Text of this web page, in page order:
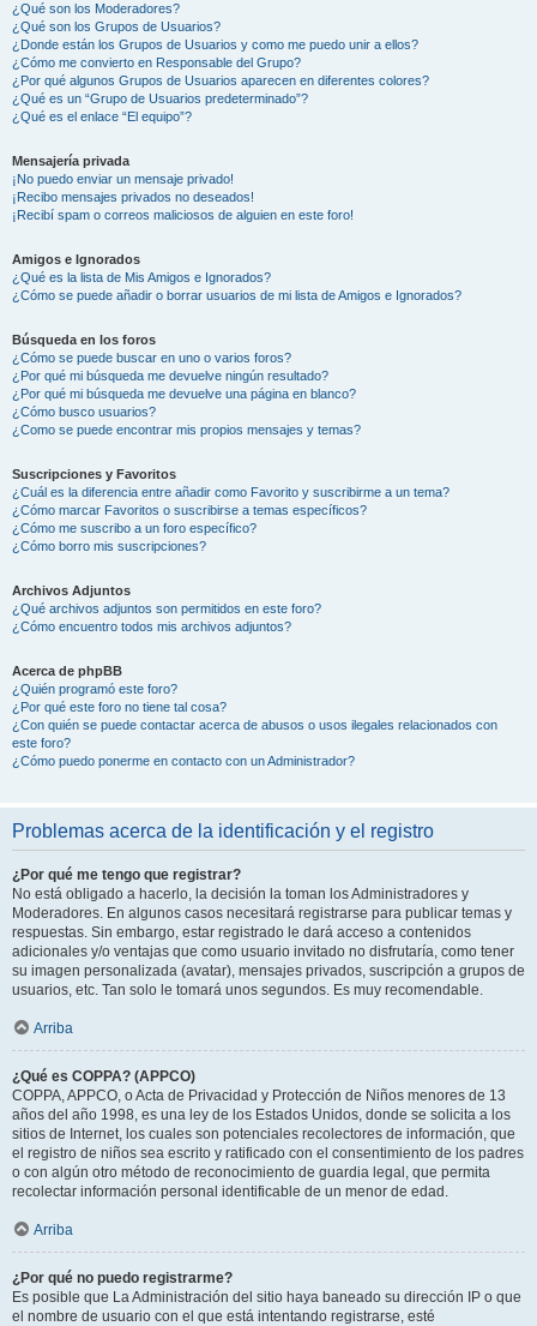
¿Qué son los Moderadores?
¿Qué son los Grupos de Usuarios?
¿Donde están los Grupos de Usuarios y como me puedo unir a ellos?
¿Cómo me convierto en Responsable del Grupo?
¿Por qué algunos Grupos de Usuarios aparecen en diferentes colores?
¿Qué es un “Grupo de Usuarios predeterminado”?
¿Qué es el enlace “El equipo”?
Mensajería privada
¡No puedo enviar un mensaje privado!
¡Recibo mensajes privados no deseados!
¡Recibí spam o correos maliciosos de alguien en este foro!
Amigos e Ignorados
¿Qué es la lista de Mis Amigos e Ignorados?
¿Cómo se puede añadir o borrar usuarios de mi lista de Amigos e Ignorados?
Búsqueda en los foros
¿Cómo se puede buscar en uno o varios foros?
¿Por qué mi búsqueda me devuelve ningún resultado?
¿Por qué mi búsqueda me devuelve una página en blanco?
¿Cómo busco usuarios?
¿Como se puede encontrar mis propios mensajes y temas?
Suscripciones y Favoritos
¿Cuál es la diferencia entre añadir como Favorito y suscribirme a un tema?
¿Cómo marcar Favoritos o suscribirse a temas específicos?
¿Cómo me suscribo a un foro específico?
¿Cómo borro mis suscripciones?
Archivos Adjuntos
¿Qué archivos adjuntos son permitidos en este foro?
¿Cómo encuentro todos mis archivos adjuntos?
Acerca de phpBB
¿Quién programó este foro?
¿Por qué este foro no tiene tal cosa?
¿Con quién se puede contactar acerca de abusos o usos ilegales relacionados con
este foro?
¿Cómo puedo ponerme en contacto con un Administrador?
Problemas acerca de la identificación y el registro
¿Por qué me tengo que registrar?
No está obligado a hacerlo, la decisión la toman los Administradores y
Moderadores. En algunos casos necesitará registrarse para publicar temas y
respuestas. Sin embargo, estar registrado le dará acceso a contenidos
adicionales y/o ventajas que como usuario invitado no disfrutaría, como tener
su imagen personalizada (avatar), mensajes privados, suscripción a grupos de
usuarios, etc. Tan solo le tomará unos segundos. Es muy recomendable.
Arriba
¿Qué es COPPA? (APPCO)
COPPA, APPCO, o Acta de Privacidad y Protección de Niños menores de 13
años del año 1998, es una ley de los Estados Unidos, donde se solicita a los
sitios de Internet, los cuales son potenciales recolectores de información, que
el registro de niños sea escrito y ratificado con el consentimiento de los padres
o con algún otro método de reconocimiento de guardia legal, que permita
recolectar información personal identificable de un menor de edad.
Arriba
¿Por qué no puedo registrarme?
Es posible que La Administración del sitio haya baneado su dirección IP o que
el nombre de usuario con el que está intentando registrarse, esté